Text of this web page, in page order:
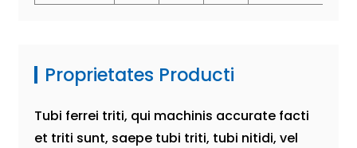
Proprietates Producti
Tubi ferrei triti, qui machinis accurate facti
et triti sunt, saepe tubi triti, tubi nitidi, vel